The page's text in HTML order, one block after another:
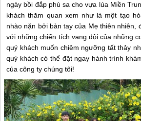
ngày bồi đắp phù sa cho vựa lúa Miền
khách thăm quan xem như là một tạo
nhào nặn bởi bàn tay của Mẹ thiên nhiên,
với những chiến tích vang dội của những
quý khách muốn chiêm ngưỡng tất thảy
quý khách có thể đặt ngay hành trình
của công ty chúng tôi!